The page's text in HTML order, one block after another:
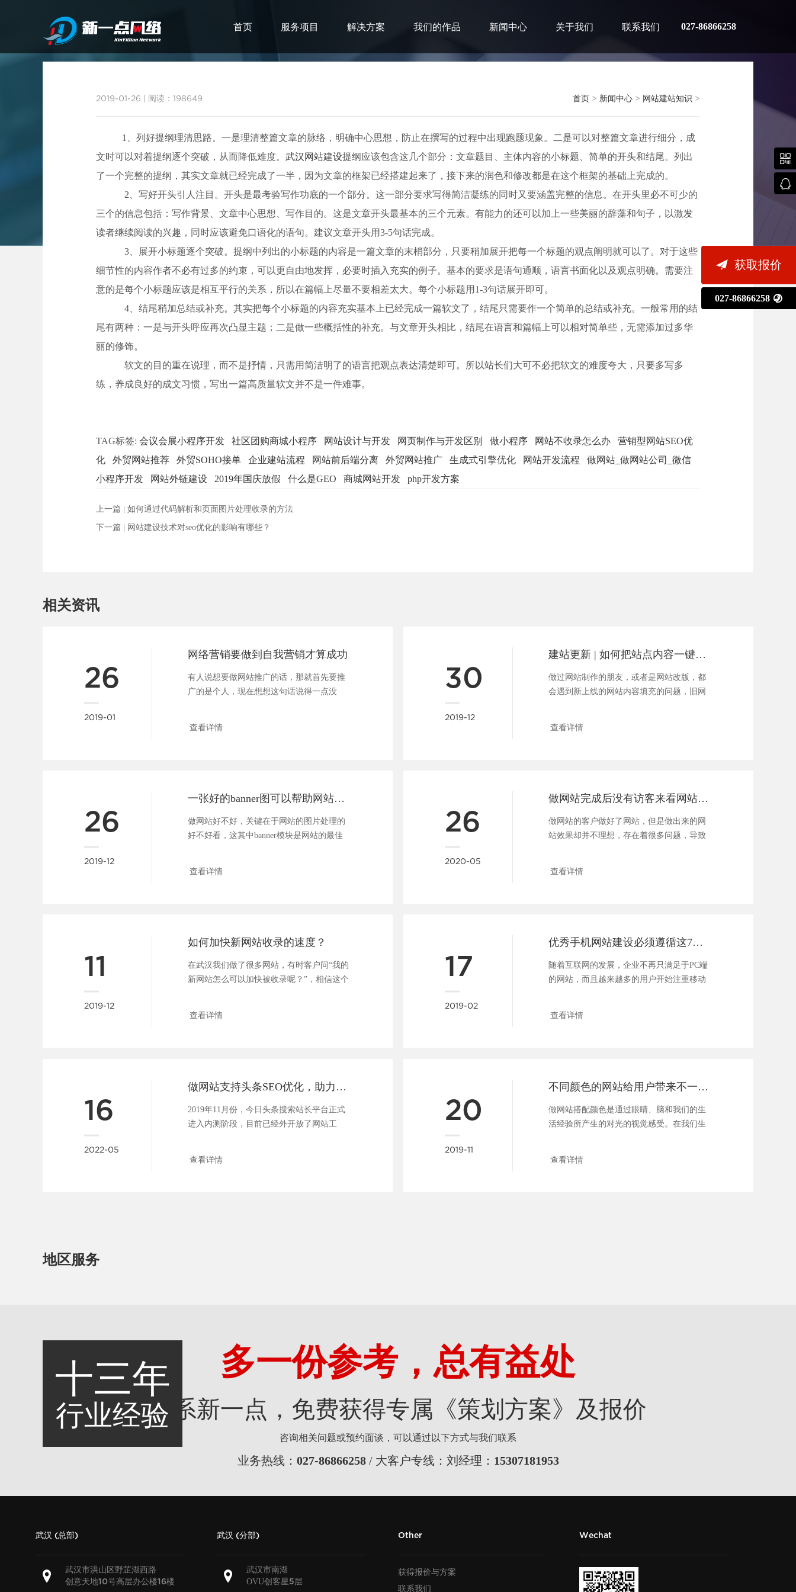
武汉网站建设
027-86866258
首页 服务项目 解决方案 我们的作品 新闻中心 关于我们 联系我们
四个简单易行的编辑软文步骤
2019-01-26 阅读：198649 首页 > 新闻中心 > 网站建站知识 >
1、列好提纲理清思路。一是理清整篇文章的脉络，明确中心思想，防止在撰写的过程中出现跑题现象。二是可以对整篇文章进行细分，成
文时可以对着提纲逐个突破，从而降低难度。 武汉网站建设提纲应该包含这几个部分：文章题目、主体内容的小标题、简单的开头和结尾。列出
了一个完整的提纲，其实文章就已经完成了一半，因为文章的框架已经搭建起来了，接下来的润色和修改都是在这个框架的基础上完成的。
2、写好开头引人注目。开头是最考验写作功底的一个部分。这一部分要求写得简洁凝练的同时又要涵盖完整的信息。在开头里必不可少的
三个的信息包括：写作背景、文章中心思想、写作目的。这是文章开头最基本的三个元素。有能力的还可以加上一些美丽的辞藻和句子，以激发
读者继续阅读的兴趣，同时应该避免口语化的语句。建议文章开头用3-5句话完成。
3、展开小标题逐个突破。提纲中列出的小标题的内容是一篇文章的末梢部分，只要稍加展开把每一个标题的观点阐明就可以了。对于这些
细节性的内容作者不必有过多的约束，可以更自由地发挥，必要时插入充实的例子。基本的要求是语句通顺，语言书面化以及观点明确。需要注
意的是每个小标题应该是相互平行的关系，所以在篇幅上尽量不要相差太大。每个小标题用1-3句话展开即可。
4、结尾稍加总结或补充。其实把每个小标题的内容充实基本上已经完成一篇软文了，结尾只需要作一个简单的总结或补充。一般常用的结
尾有两种：一是与开头呼应再次凸显主题；二是做一些概括性的补充。与文章开头相比，结尾在语言和篇幅上可以相对简单些，无需添加过多华
丽的修饰。
软文的目的重在说理，而不是抒情，只需用简洁明了的语言把观点表达清楚即可。所以站长们大可不必把软文的难度夸大，只要多写多
练，养成良好的成文习惯，写出一篇高质量软文并不是一件难事。
TAG标签: 会议会展小程序开发 社区团购商城小程序 网站设计与开发 网页制作与开发区别 做小程序 网站不收录怎么办
营销型网站SEO优
化
外贸网站推荐 外贸SOHO接单 企业建站流程 网站前后端分离 外贸网站推广 生成式引擎优化 网站开发流程
做网站_做网站公司_微信
小程序开发
网站外链建设 2019年国庆放假 什么是GEO 商城网站开发 php开发方案
上一篇 | 如何通过代码解析和页面图片处理收录的方法
下一篇 | 网站建设技术对seo优化的影响有哪些？
相关资讯
26
2019-01
网络营销要做到自我营销才算成功
有人说想要做网站推广的话，那就首先要推
广的是个人，现在想想这句话说得一点没
查看详情
30
2019-12
建站更新 | 如何把站点内容一键导入到新系统
做过网站制作的朋友，或者是网站改版，都
会遇到新上线的网站内容填充的问题，旧网
查看详情
26
2019-12
一张好的banner图可以帮助网站吸引用户、促进转化
做网站好不好，关键在于网站的图片处理的
好不好看，这其中banner模块是网站的最佳
查看详情
26
2020-05
做网站完成后没有访客来看网站怎么办？
做网站的客户做好了网站，但是做出来的网
站效果却并不理想，存在着很多问题，导致
查看详情
11
2019-12
如何加快新网站收录的速度？
在武汉我们做了很多网站，有时客户问“我的
新网站怎么可以加快被收录呢？”，相信这个
查看详情
17
2019-02
优秀手机网站建设必须遵循这7大规则
随着互联网的发展，企业不再只满足于PC端
的网站，而且越来越多的用户开始注重移动
查看详情
16
2022-05
做网站支持头条SEO优化，助力企业快速布局移动端全网搜索
2019年11月份，今日头条搜索站长平台正式
进入内测阶段，目前已经外开放了网站工
查看详情
20
2019-11
不同颜色的网站给用户带来不一样的体验
做网站搭配颜色是通过眼睛、脑和我们的生
活经验所产生的对光的视觉感受。在我们生
查看详情
地区服务
十三年
行业经验
多一份参考，总有益处
联系新一点，免费获得专属《策划方案》及报价
咨询相关问题或预约面谈，可以通过以下方式与我们联系
业务热线： 027-86866258/ 大客户专线：刘经理： 15307181953


 获取报价
027-86866258 
武汉 (总部)
武汉市洪山区野芷湖西路
创意天地10号高层办公楼16楼
武汉 (分部)
武汉市南湖
OVU创客星 5 层
Other
获得报价与方案
联系我们
Wechat